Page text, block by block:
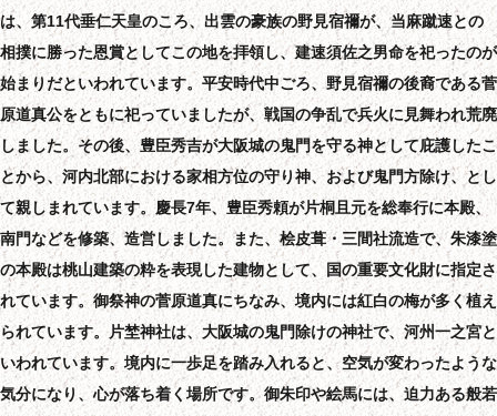
は、第11代垂仁天皇のころ、出雲の豪族の野見宿禰が、当麻蹴速との
相撲に勝った恩賞としてこの地を拝領し、建速須佐之男命を祀ったのが
始まりだといわれています。平安時代中ごろ、野見宿禰の後裔である菅
原道真公をともに祀っていましたが、戦国の争乱で兵火に見舞われ荒廃
しました。その後、豊臣秀吉が大阪城の鬼門を守る神として庇護したこ
とから、河内北部における家相方位の守り神、および鬼門方除け、とし
て親しまれています。慶長7年、豊臣秀頼が片桐且元を総奉行に本殿、
南門などを修築、造営しました。また、桧皮葺・三間社流造で、朱漆塗
の本殿は桃山建築の粋を表現した建物として、国の重要文化財に指定さ
れています。御祭神の菅原道真にちなみ、境内には紅白の梅が多く植え
られています。片埜神社は、大阪城の鬼門除けの神社で、河州一之宮と
いわれています。境内に一歩足を踏み入れると、空気が変わったような
気分になり、心が落ち着く場所です。御朱印や絵馬には、迫力ある般若